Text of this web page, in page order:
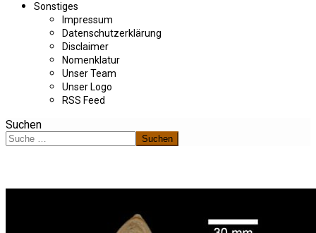
Sonstiges
Impressum
Datenschutzerklärung
Disclaimer
Nomenklatur
Unser Team
Unser Logo
RSS Feed
Suchen
Suchen